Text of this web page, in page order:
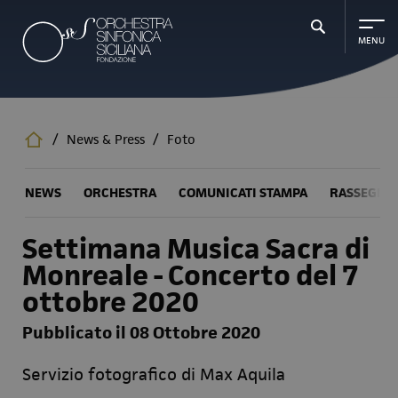
contenuto
principale
/ News & Press / Foto
NEWS ORCHESTRA COMUNICATI STAMPA
Settimana Musica Sacra di
Monreale - Concerto del 7
ottobre 2020
Pubblicato il 08 Ottobre 2020
Servizio fotografico di Max Aquila